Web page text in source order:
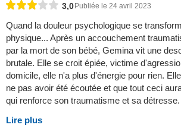
3,0Publiée le 24 avril 2023
Quand la douleur psychologique se
physique... Après un accouchement
par la mort de son bébé, Gemina vit une
brutale. Elle se croit épiée, victime
domicile, elle n'a plus d'énergie pour rien.
ne pas avoir été écoutée et que tout ceci
qui renforce son traumatisme et sa
Lire plus